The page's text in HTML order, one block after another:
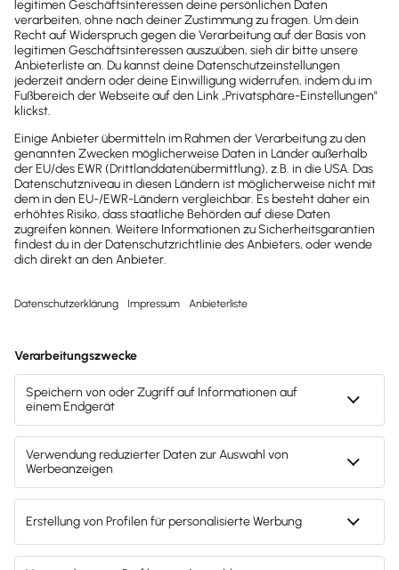
Brandheiße
News direkt in
dein Postfach
wichtige News zu
Gesetzesänderungen,
hilfreiche Praxis-Tipps und
kostenlose Tools für
Unternehmen erhalten?
Dann abonniere unseren
Mach's dir leicht und gib deinem Business den
entscheidenden Push – mit unserer Software für
Buchhaltung & Lohn.